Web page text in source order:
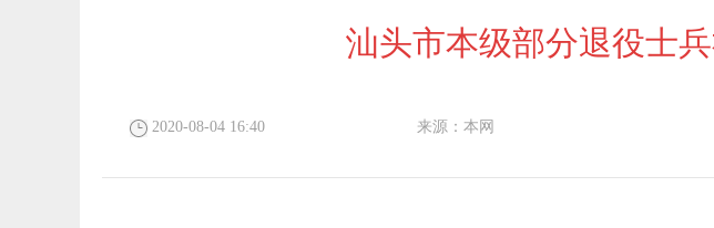
汕头市本级部分退役士
2020-08-04 16:40 来源：本网